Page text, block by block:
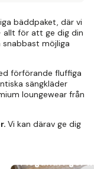
bäddpaket, där vi
allt för att ge dig din
möjliga
förförande fluffiga
sängkläder
loungewear från
Vi kan därav ge dig
Megafluff ger